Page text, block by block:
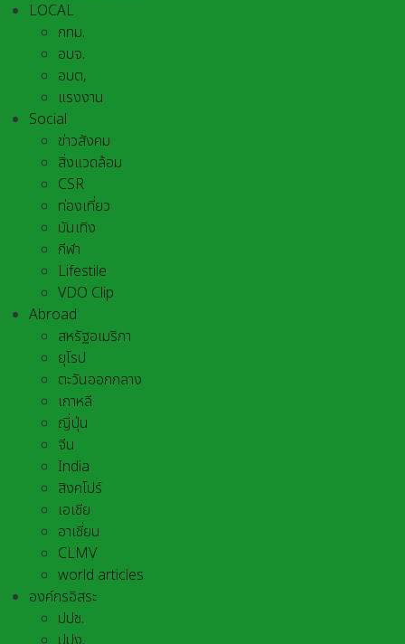
LOCAL
กทม.
อบจ.
อบต,
แรงงาน
Social
ข่าวสังคม
สิ่งแวดล้อม
CSR
ท่องเที่ยว
บันเทิง
กีฬา
Lifestile
VDO Clip
Abroad
สหรัฐอเมริกา
ยุโรป
ตะวันออกกลาง
เกาหลี
ญี่ปุ่น
จีน
India
สิงคโปร์
เอเชีย
อาเชี่ยน
CLMV
world articles
องค์กรอิสระ
ปปช.